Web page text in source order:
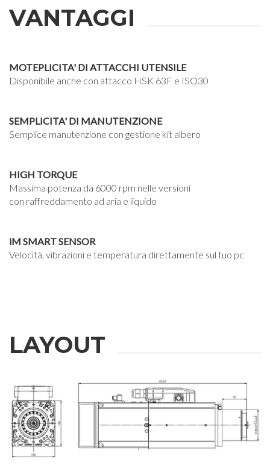
VANTAGGI
MOTEPLICITA' DI ATTACCHI UTENSILE
Disponibile anche con attacco HSK 63F e ISO30
SEMPLICITA' DI MANUTENZIONE
Semplice manutenzione con gestione kit albero
HIGH TORQUE
Massima potenza da 6000 rpm nelle versioni
con raffreddamento ad aria e liquido
iM SMART SENSOR
Velocità, vibrazioni e temperatura direttamente sul tuo pc
LAYOUT